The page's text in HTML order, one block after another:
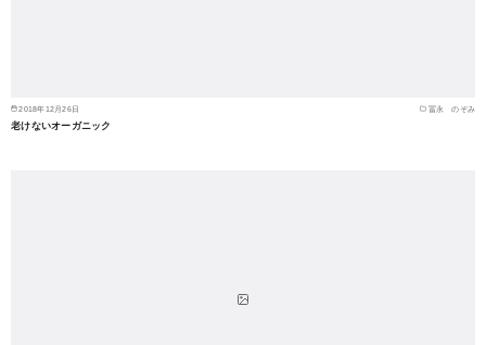
2018年12月26日 冨永 のぞみ
老けないオーガニック